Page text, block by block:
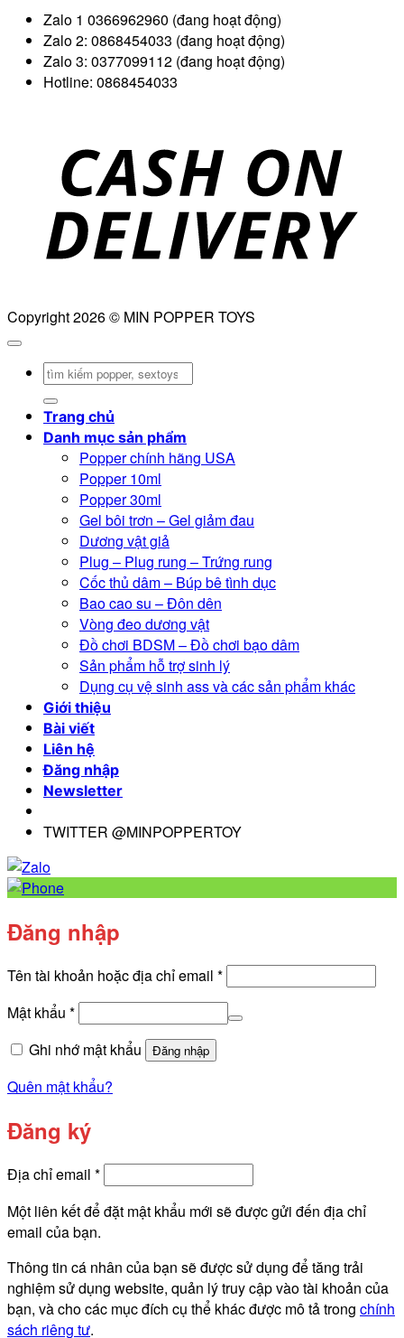
Zalo 1 0366962960 (đang hoạt động)
Zalo 2: 0868454033 (đang hoạt động)
Zalo 3: 0377099112 (đang hoạt động)
Hotline: 0868454033
Copyright 2026 © MIN POPPER TOYS
Tìm
Trang chủ
Danh mục sản phẩm
Popper chính hãng USA
Popper 10ml
Popper 30ml
Gel bôi trơn – Gel giảm đau
Dương vật giả
Plug – Plug rung – Trứng rung
Cốc thủ dâm – Búp bê tình dục
Bao cao su – Đôn dên
Vòng đeo dương vật
Đồ chơi BDSM – Đồ chơi bạo dâm
Sản phẩm hỗ trợ sinh lý
Dụng cụ vệ sinh ass và các sản phẩm khác
Giới thiệu
Bài viết
Liên hệ
Đăng nhập
Newsletter
TWITTER @MINPOPPERTOY
Đăng nhập
Tên tài khoản hoặc địa chỉ email *Bắt
Mật khẩu *Bắt
Ghi nhớ mật khẩu
Đăng nhập
Quên mật khẩu?
Đăng ký
Địa chỉ email *Bắt
Một liên kết để đặt mật khẩu mới sẽ được gửi đến địa chỉ
email của bạn.
Thông tin cá nhân của bạn sẽ được sử dụng để tăng trải
nghiệm sử dụng website, quản lý truy cập vào tài khoản của
bạn, và cho các mục đích cụ thể khác được mô tả trong chính
sách riêng tư.